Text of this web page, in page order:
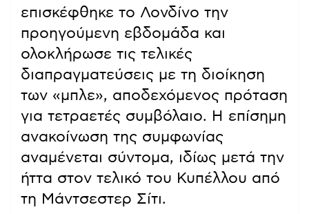
επισκέφθηκε το Λονδίνο την
προηγούμενη εβδομάδα και
ολοκλήρωσε τις τελικές
διαπραγματεύσεις με τη διοίκηση
των «μπλε», αποδεχόμενος πρόταση
για τετραετές συμβόλαιο. Η επίσημη
ανακοίνωση της συμφωνίας
αναμένεται σύντομα, ιδίως μετά την
ήττα στον τελικό του Κυπέλλου από
τη Μάντσεστερ Σίτι.